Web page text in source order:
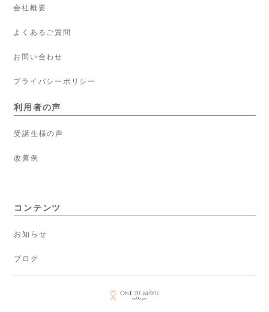
会社概要
よくあるご質問
お問い合わせ
プライバシーポリシー
利用者の声
受講生様の声
改善例
コンテンツ
お知らせ
ブログ